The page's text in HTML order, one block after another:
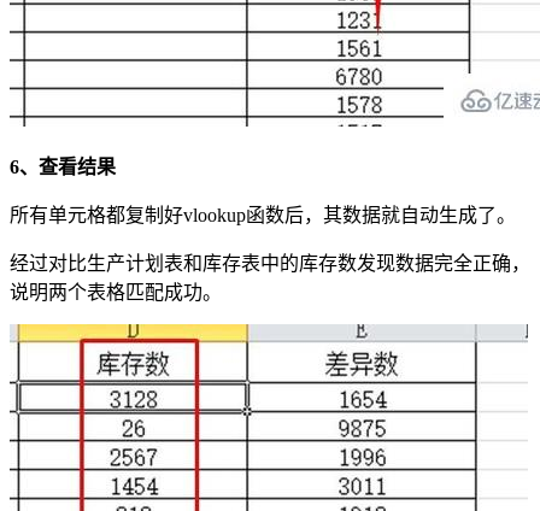
6、查看结果
所有单元格都复制好vlookup函数后，其数据就自动生成了。
经过对比生产计划表和库存表中的库存数发现数据完全正确，
说明两个表格匹配成功。